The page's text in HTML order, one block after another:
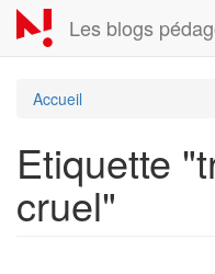
Aller
au
contenu
Les blogs
Accueil
Etiquette
cruel"